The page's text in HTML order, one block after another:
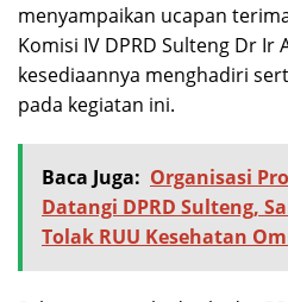
menyampaikan ucapan
Komisi IV DPRD Sulteng Dr Ir
kesediaannya menghadiri
pada kegiatan ini.
Baca Juga: Organisasi
Datangi DPRD Sulteng,
Tolak RUU Kesehatan